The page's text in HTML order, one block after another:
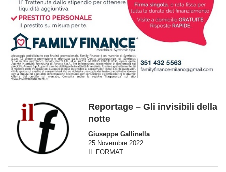
Reportage – Gli invisibili della
notte
Giuseppe Gallinella
25 Novembre 2022
IL FORMAT